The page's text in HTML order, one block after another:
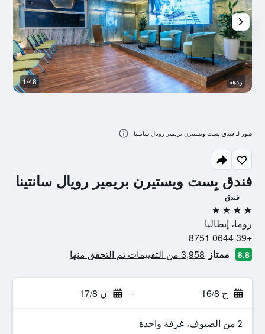
فندق بِست ويستيرن بريمير رويال سانتينا
فندق
4 نجوم
روما، إيطاليا
+39 0644 8751
8.8 ممتاز 3,958 من التقييمات تم التحقق منها
ح 16/8 - ن 17/8
2 من الضيوف، غرفة واحدة
ردهة 1/48
صور لـ فندق بِست ويستيرن بريمير رويال سانتينا